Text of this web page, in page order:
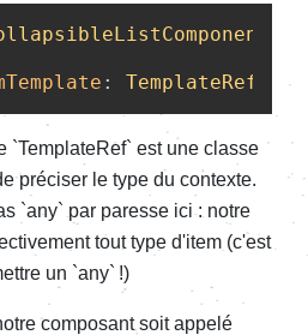
: TemplateRef
`TemplateRef` est une classe
préciser le type du contexte.
`any` par paresse ici : notre
tout type d'item (c'est
un `any` !)
composant soit appelé